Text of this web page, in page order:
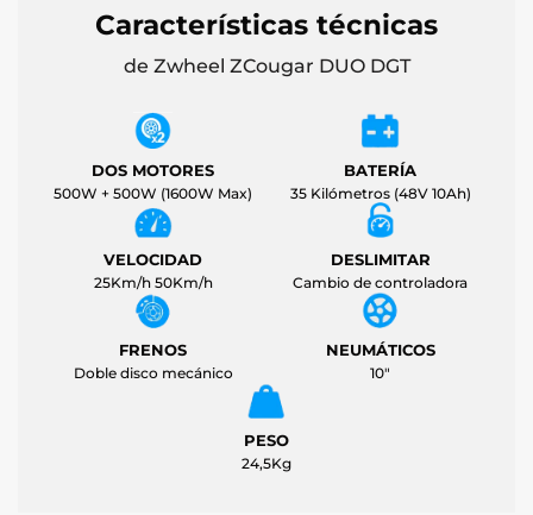
Características técnicas
de Zwheel ZCougar DUO DGT
DOS MOTORES
500W + 500W (1600W Max)
BATERÍA
35 Kilómetros (48V 10Ah)
VELOCIDAD
25Km/h 50Km/h
DESLIMITAR
Cambio de controladora
FRENOS
Doble disco mecánico
NEUMÁTICOS
10"
PESO
24,5Kg